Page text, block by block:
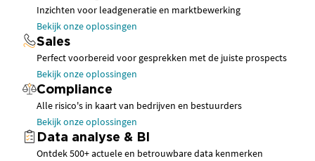
Inzichten voor leadgeneratie en marktbewerking
Bekijk onze oplossingen
Sales
Perfect voorbereid voor gesprekken met de juiste prospects
Bekijk onze oplossingen
Compliance
Alle risico's in kaart van bedrijven en bestuurders
Bekijk onze oplossingen
Data analyse & BI
Ontdek 500+ actuele en betrouwbare data kenmerken